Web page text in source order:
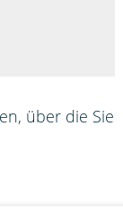
über die Sie